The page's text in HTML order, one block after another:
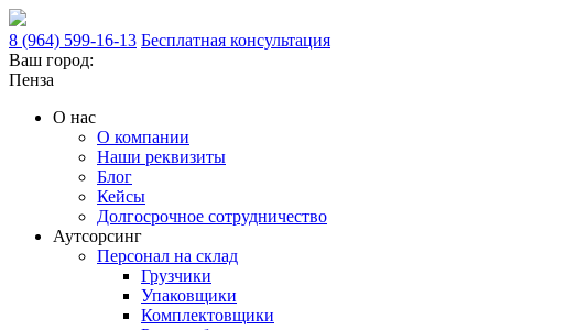
8 (964) 599-16-13 Бесплатная консультация
Ваш город:
Пенза
О нас
О компании
Наши реквизиты
Блог
Кейсы
Долгосрочное сотрудничество
Аутсорсинг
Персонал на склад
Грузчики
Упаковщики
Комплектовщики